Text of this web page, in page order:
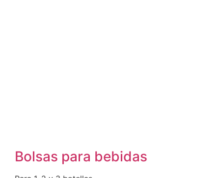
Bolsas para bebidas